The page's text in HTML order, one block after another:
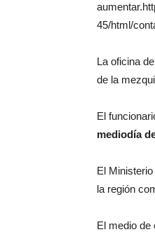
45/html/
La oficina
de la
El
mediodía
El
la región
El medio de